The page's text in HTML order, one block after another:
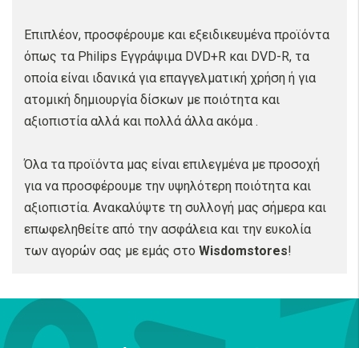
Επιπλέον, προσφέρουμε και εξειδικευμένα προϊόντα
όπως τα Philips Εγγράψιμα DVD+R και DVD-R, τα
οποία είναι ιδανικά για επαγγελματική χρήση ή για
ατομική δημιουργία δίσκων με ποιότητα και
αξιοπιστία αλλά και πολλά άλλα ακόμα .
Όλα τα προϊόντα μας είναι επιλεγμένα με προσοχή
για να προσφέρουμε την υψηλότερη ποιότητα και
αξιοπιστία. Ανακαλύψτε τη συλλογή μας σήμερα και
επωφεληθείτε από την ασφάλεια και την ευκολία
των αγορών σας με εμάς στο Wisdomstores!